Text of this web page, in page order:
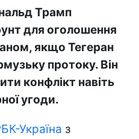
Трамп
для оголошення
якщо Тегеран
протоку. Він
конфлікт навіть
угоди.
Україна з